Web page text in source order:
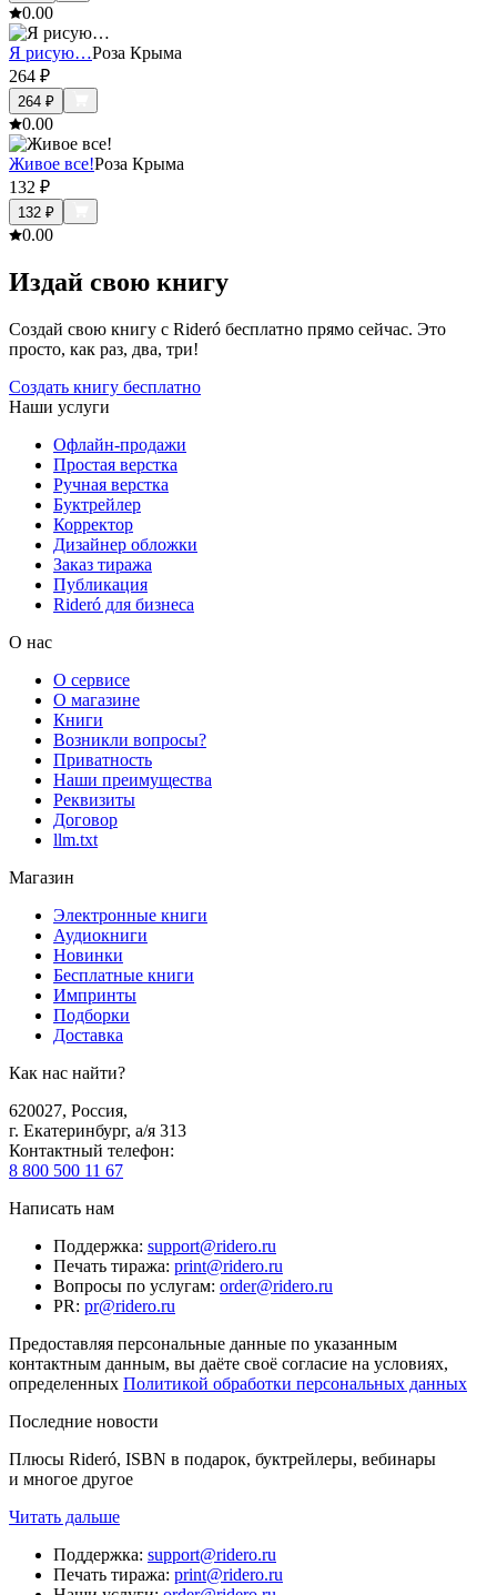
0.00
Я рисую…Роза Крыма
264 ₽
264 ₽
0.00
Живое все!Роза Крыма
132 ₽
132 ₽
0.00
Издай свою книгу
Создай свою книгу с Rideró бесплатно прямо сейчас. Это
просто, как раз, два, три!
Создать книгу бесплатно
Наши услуги
Офлайн-продажи
Простая верстка
Ручная верстка
Буктрейлер
Корректор
Дизайнер обложки
Заказ тиража
Публикация
Rideró для бизнеса
О нас
О сервисе
О магазине
Книги
Возникли вопросы?
Приватность
Наши преимущества
Реквизиты
Договор
llm.txt
Магазин
Электронные книги
Аудиокниги
Новинки
Бесплатные книги
Импринты
Подборки
Доставка
Как нас найти?
620027, Россия,
г. Екатеринбург, а/я 313
Контактный телефон:
8 800 500 11 67
Написать нам
Поддержка: support@ridero.ru
Печать тиража: print@ridero.ru
Вопросы по услугам: order@ridero.ru
PR: pr@ridero.ru
Предоставляя персональные данные по указанным
контактным данным, вы даёте своё согласие на условиях,
определенных Политикой обработки персональных данных
Последние новости
Плюсы Rideró, ISBN в подарок, буктрейлеры, вебинары
и многое другое
Читать дальше
Поддержка: support@ridero.ru
Печать тиража: print@ridero.ru